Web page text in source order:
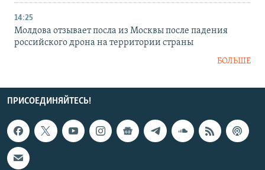
14:25
Молдова отзывает посла из Москвы после падения
российского дрона на территории страны
БОЛЬШЕ
ПРИСОЕДИНЯЙТЕСЬ!